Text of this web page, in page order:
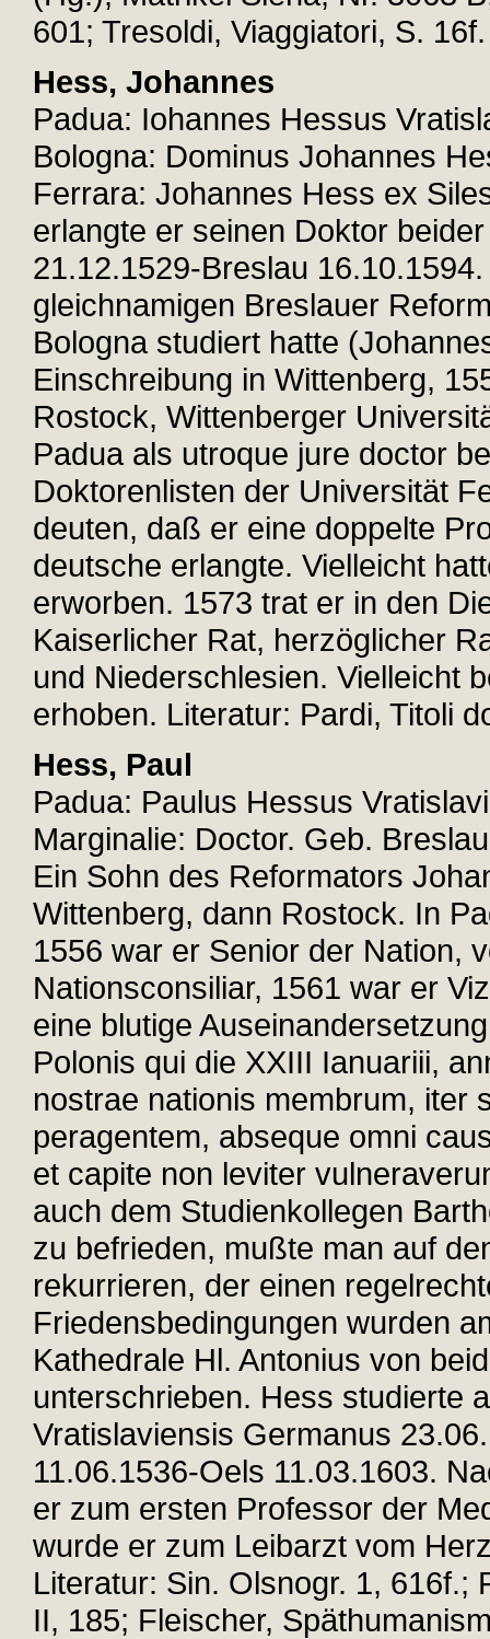
601; Tresoldi, Viaggiatori, S. 16f.
Hess, Johannes
Padua: Iohannes Hessus
Bologna: Dominus Johannes
Ferrara: Johannes Hess ex
erlangte er seinen Doktor
21.12.1529-Breslau
gleichnamigen Breslauer
Bologna studiert hatte
Einschreibung in Wittenberg,
Rostock, Wittenberger
Padua als utroque jure doctor
Doktorenlisten der Universität
deuten, daß er eine doppelte
deutsche erlangte. Vielleicht
erworben. 1573 trat er in den
Kaiserlicher Rat, herzöglicher
und Niederschlesien. Vielleicht
erhoben. Literatur: Pardi, Titoli
Hess, Paul
Padua: Paulus Hessus
Marginalie: Doctor. Geb.
Ein Sohn des Reformators
Wittenberg, dann Rostock. In
1556 war er Senior der Nation,
Nationsconsiliar, 1561 war er
eine blutige
Polonis qui die XXIII Ianuariii,
nostrae nationis membrum, iter
peragentem, abseque omni
et capite non leviter
auch dem Studienkollegen
zu befrieden, mußte man auf
rekurrieren, der einen
Friedensbedingungen wurden
Kathedrale Hl. Antonius von
unterschrieben. Hess studierte
Vratislaviensis Germanus
11.06.1536-Oels 11.03.1603.
er zum ersten Professor der
wurde er zum Leibarzt vom
Literatur: Sin. Olsnogr. 1, 616f.;
II, 185; Fleischer,